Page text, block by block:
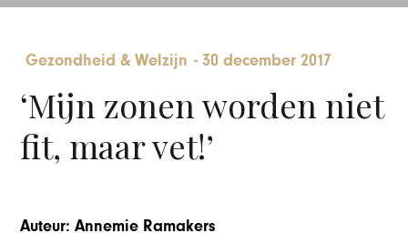
Gezondheid & Welzijn -30 december 2017
‘Mijn zonen worden niet
fit, maar vet!’
Auteur: Annemie Ramakers